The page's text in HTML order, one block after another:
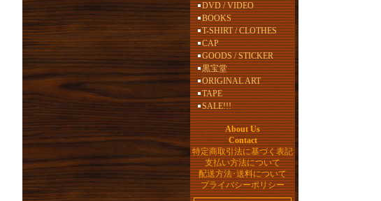
DVD / VIDEO
BOOKS
T-SHIRT / CLOTHES
CAP
GOODS / STICKER
黒宝堂
ORIGINAL ART
TAPE
SALE!!!
About Us
Contact
特定商取引法に基づく表記
支払い方法について
配送方法･送料について
プライバシーポリシー